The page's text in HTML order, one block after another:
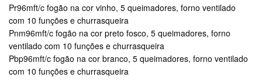
Pr96mft/c fogão na cor vinho, 5 queimadores, forno ventilado
com 10 funções e churrasqueira
Pnm96mft/c fogão na cor preto fosco, 5 queimadores, forno
ventilado com 10 funções e churrasqueira
Pbp96mft/c fogão na cor branco, 5 queimadores, forno ventilado
com 10 funções e churrasqueira